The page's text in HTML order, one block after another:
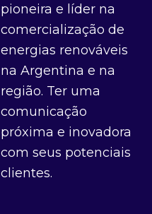
pioneira e líder na
comercialização de
energias renováveis
na Argentina e na
região. Ter uma
comunicação
próxima e inovadora
com seus potenciais
clientes.